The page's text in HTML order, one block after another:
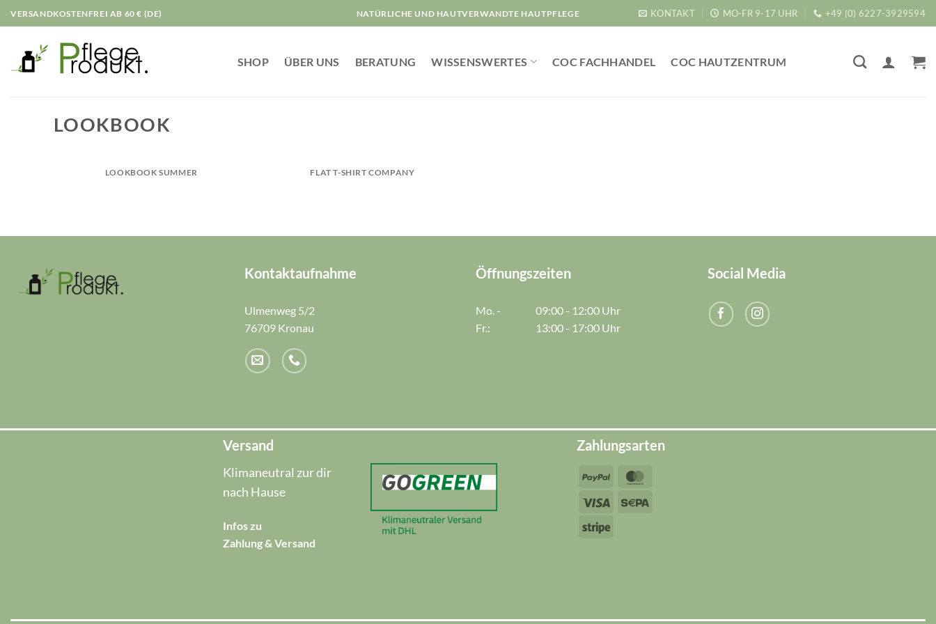
Zum
Inhalt
springen
VERSANDKOSTENFREI AB 60 € (DE) NATÜRLICHE UND HAUTVERWANDTE HAUTPFLEGE KONTAKT MO-FR 9-17 UHR +49 (0) 6227-3929594
SHOP ÜBER UNS BERATUNG WISSENSWERTES COC FACHHANDEL COC HAUTZENTRUM
LOOKBOOK
LOOKBOOK SUMMER FLAT T-SHIRT COMPANY
Kontaktaufnahme
Ulmenweg 5/2
76709 Kronau
Öffnungszeiten
Mo. -
Fr.:
09:00 - 12:00 Uhr
13:00 - 17:00 Uhr
Social Media
Versand
Klimaneutral zur dir
nach Hause
Infos zu
Zahlung & Versand
Zahlungsarten
PayPal
Visa
Stripe